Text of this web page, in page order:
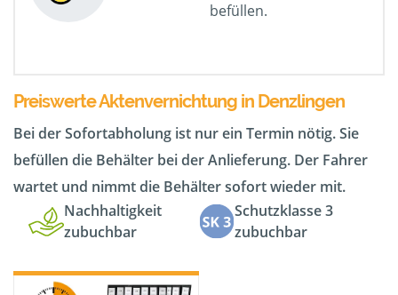
befüllen.
Preiswerte Aktenvernichtung in Denzlingen
Bei der Sofortabholung ist nur ein Termin nötig. Sie
befüllen die Behälter bei der Anlieferung. Der Fahrer
wartet und nimmt die Behälter sofort wieder mit.
Nachhaltigkeit
zubuchbar
Schutzklasse 3
zubuchbar